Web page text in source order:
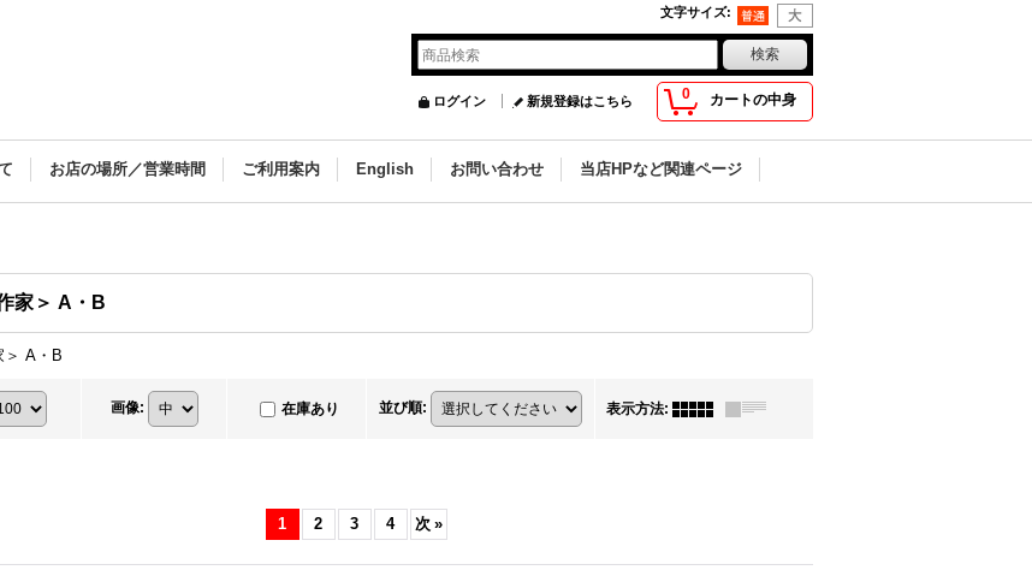
文字サイズ:
0 カートの中身
ログイン 新規登録はこちら
お店の場所／営業時間 ご利用案内 English お問い合わせ 当店HPなど関連ページ
家＞ A・B
＞ A・B
画像: 在庫あり 並び順: 表示方法:
1 2 3 4 次 »